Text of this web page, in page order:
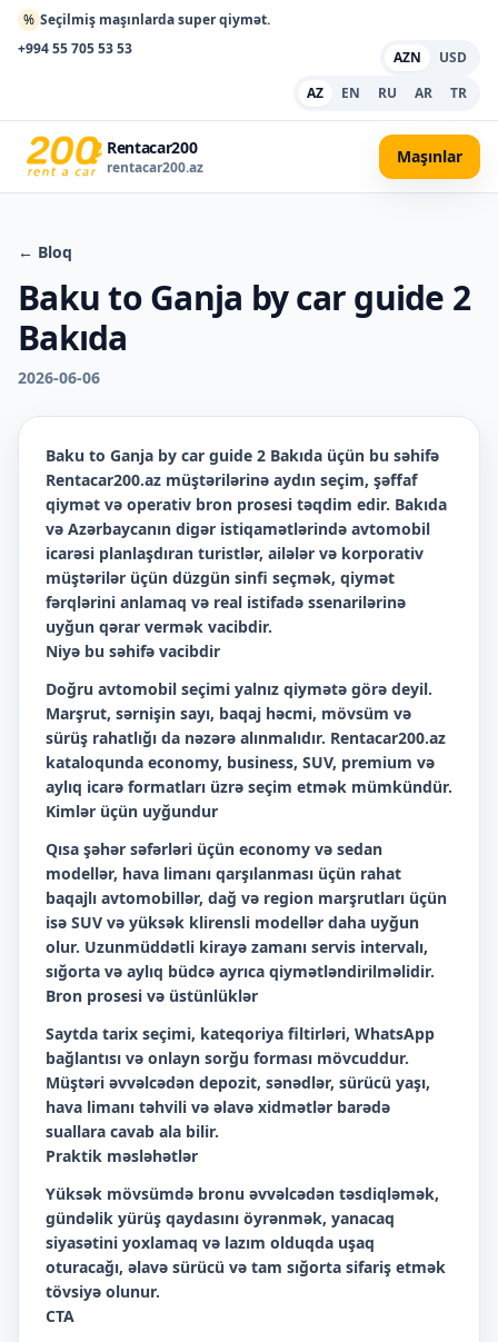
% Seçilmiş maşınlarda super qiymət.
+994 55 705 53 53
AZN
USD
AZ
EN RU AR TR
Rentacar200
rentacar200.az
Maşınlar
← Bloq
Baku to Ganja by car guide 2
Bakıda
2026-06-06
Baku to Ganja by car guide 2 Bakıda üçün bu səhifə
Rentacar200.az müştərilərinə aydın seçim, şəffaf
qiymət və operativ bron prosesi təqdim edir. Bakıda
və Azərbaycanın digər istiqamətlərində avtomobil
icarəsi planlaşdıran turistlər, ailələr və korporativ
müştərilər üçün düzgün sinfi seçmək, qiymət
fərqlərini anlamaq və real istifadə ssenarilərinə
uyğun qərar vermək vacibdir.
Niyə bu səhifə vacibdir
Doğru avtomobil seçimi yalnız qiymətə görə deyil.
Marşrut, sərnişin sayı, baqaj həcmi, mövsüm və
sürüş rahatlığı da nəzərə alınmalıdır. Rentacar200.az
kataloqunda economy, business, SUV, premium və
aylıq icarə formatları üzrə seçim etmək mümkündür.
Kimlər üçün uyğundur
Qısa şəhər səfərləri üçün economy və sedan
modellər, hava limanı qarşılanması üçün rahat
baqajlı avtomobillər, dağ və region marşrutları üçün
isə SUV və yüksək klirensli modellər daha uyğun
olur. Uzunmüddətli kirayə zamanı servis intervalı,
sığorta və aylıq büdcə ayrıca qiymətləndirilməlidir.
Bron prosesi və üstünlüklər
Saytda tarix seçimi, kateqoriya filtirləri, WhatsApp
bağlantısı və onlayn sorğu forması mövcuddur.
Müştəri əvvəlcədən depozit, sənədlər, sürücü yaşı,
hava limanı təhvili və əlavə xidmətlər barədə
suallara cavab ala bilir.
Praktik məsləhətlər
Yüksək mövsümdə bronu əvvəlcədən təsdiqləmək,
gündəlik yürüş qaydasını öyrənmək, yanacaq
siyasətini yoxlamaq və lazım olduqda uşaq
oturacağı, əlavə sürücü və tam sığorta sifariş etmək
tövsiyə olunur.
CTA